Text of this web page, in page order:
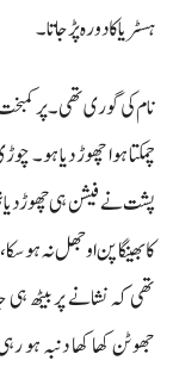
ہسٹریا کا دورہ پڑ جاتا۔
نام کی گوری تھی۔ پر
چمکتا ہوا چھوڑ دیا ہو۔
پشت نے فیشن ہی چھوڑ دیا
کا بھینگا پن اوجھل نہ ہو
تھی کہ نشانے پر بیٹھ
جھوٹن کھا کھا دنبہ